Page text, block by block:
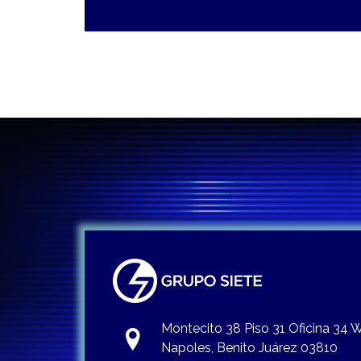
Montecito 38 Piso 31 Oficina 34
Napoles, Benito Juárez 03810